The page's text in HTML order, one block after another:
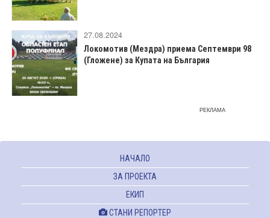
27.08.2024
Локомотив (Мездра) приема Септември 98
(Гложене) за Купата на България
РЕКЛАМА
НАЧАЛО
ЗА ПРОЕКТА
ЕКИП
СТАНИ РЕПОРТЕР